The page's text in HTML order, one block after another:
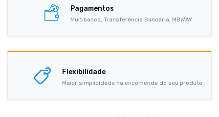
Pagamentos
Multibanco, Transferência Bancária, MBWAY
Flexibilidade
Maior simplicidade na encomenda do seu produto